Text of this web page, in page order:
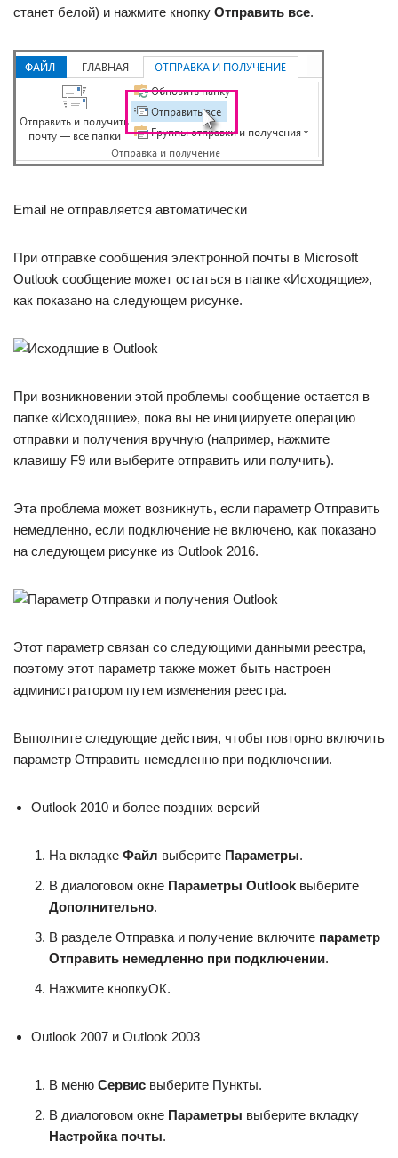
станет белой) и нажмите кнопку Отправить все.
Email не отправляется автоматически
При отправке сообщения электронной почты в Microsoft
Outlook сообщение может остаться в папке «Исходящие»,
как показано на следующем рисунке.
При возникновении этой проблемы сообщение остается в
папке «Исходящие», пока вы не инициируете операцию
отправки и получения вручную (например, нажмите
клавишу F9 или выберите отправить или получить).
Эта проблема может возникнуть, если параметр Отправить
немедленно, если подключение не включено, как показано
на следующем рисунке из Outlook 2016.
Этот параметр связан со следующими данными реестра,
поэтому этот параметр также может быть настроен
администратором путем изменения реестра.
Выполните следующие действия, чтобы повторно включить
параметр Отправить немедленно при подключении.
Outlook 2010 и более поздних версий
На вкладке Файл выберите Параметры.
В диалоговом окне Параметры Outlook выберите
Дополнительно.
В разделе Отправка и получение включите параметр
Отправить немедленно при подключении.
Нажмите кнопкуОК.
Outlook 2007 и Outlook 2003
В меню Сервис выберите Пункты.
В диалоговом окне Параметры выберите вкладку
Настройка почты.